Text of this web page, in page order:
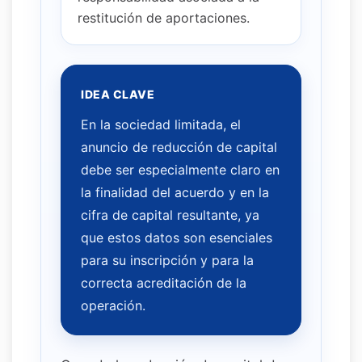
restitución de aportaciones.
IDEA CLAVE
En la sociedad limitada, el
anuncio de reducción de capital
debe ser especialmente claro en
la finalidad del acuerdo y en la
cifra de capital resultante, ya
que estos datos son esenciales
para su inscripción y para la
correcta acreditación de la
operación.